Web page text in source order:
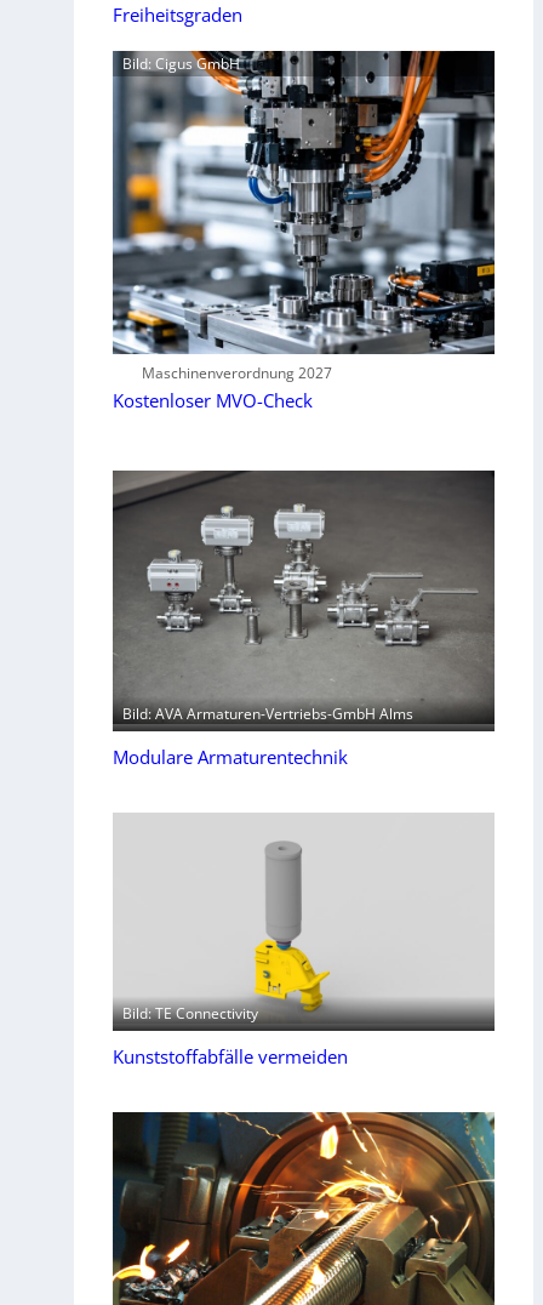
Freiheitsgraden
Bild: Cigus GmbH
Maschinenverordnung 2027
Kostenloser MVO-Check
Bild: AVA Armaturen-Vertriebs-GmbH Alms
Modulare Armaturentechnik
Bild: TE Connectivity
Kunststoffabfälle vermeiden